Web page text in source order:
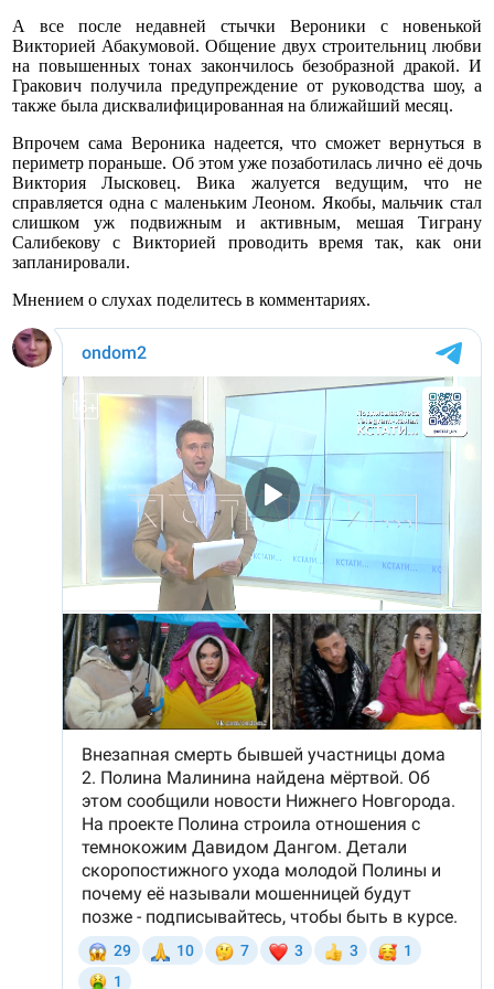
А все после недавней стычки Вероники с новенькой
Викторией Абакумовой. Общение двух строительниц любви
на повышенных тонах закончилось безобразной дракой. И
Гракович получила предупреждение от руководства шоу, а
также была дисквалифицированная на ближайший месяц.
Впрочем сама Вероника надеется, что сможет вернуться в
периметр пораньше. Об этом уже позаботилась лично её дочь
Виктория Лысковец. Вика жалуется ведущим, что не
справляется одна с маленьким Леоном. Якобы, мальчик стал
слишком уж подвижным и активным, мешая Тиграну
Салибекову с Викторией проводить время так, как они
запланировали.
Мнением о слухах поделитесь в комментариях.